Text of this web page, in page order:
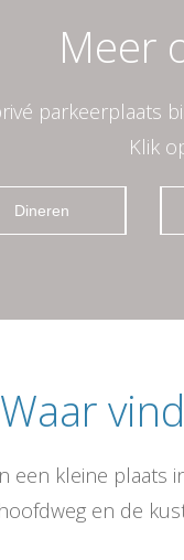
Meer
parkeerplaats
Klik
Dineren
Waar
een kleine plaats
en de